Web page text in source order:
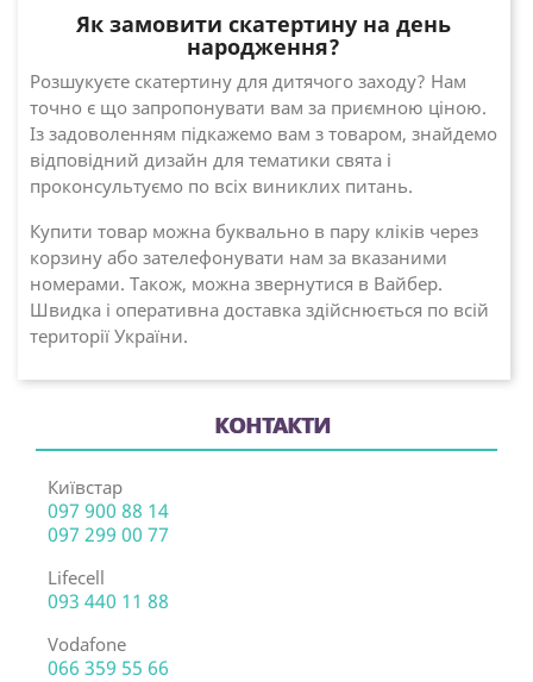
Як замовити скатертину на день
народження?
Розшукуєте скатертину для дитячого заходу? Нам
точно є що запропонувати вам за приємною ціною.
Із задоволенням підкажемо вам з товаром, знайдемо
відповідний дизайн для тематики свята і
проконсультуємо по всіх виниклих питань.
Купити товар можна буквально в пару кліків через
корзину або зателефонувати нам за вказаними
номерами. Також, можна звернутися в Вайбер.
Швидка і оперативна доставка здійснюється по всій
території України.
КОНТАКТИ
Київстар
097 900 88 14
097 299 00 77
Lifecell
093 440 11 88
Vodafone
066 359 55 66